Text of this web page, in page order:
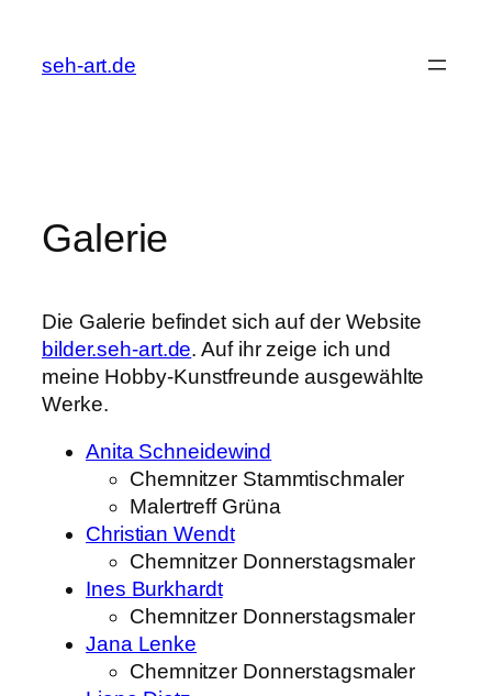
springen
seh-art.de
Galerie
Die Galerie befindet sich auf der Website
bilder.seh-art.de. Auf ihr zeige ich und
meine Hobby-Kunstfreunde ausgewählte
Werke.
Anita Schneidewind
Chemnitzer Stammtischmaler
Malertreff Grüna
Christian Wendt
Chemnitzer Donnerstagsmaler
Ines Burkhardt
Chemnitzer Donnerstagsmaler
Jana Lenke
Chemnitzer Donnerstagsmaler